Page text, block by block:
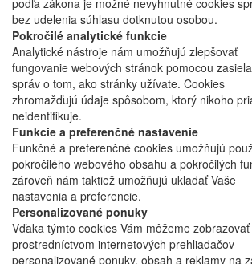
podľa zákona je možné nevyhnutné cookies
bez udelenia súhlasu dotknutou osobou.
Pokročilé analytické funkcie
Analytické nástroje nám umožňujú zlepšovať
fungovanie webových stránok pomocou
správ o tom, ako stránky užívate. Cookies
zhromažďujú údaje spôsobom, ktorý nikoho
neidentifikuje.
Funkcie a preferenčné nastavenie
Funkčné a preferenčné cookies umožňujú
pokročilého webového obsahu a pokročilých
zároveň nám taktiež umožňujú ukladať Vaše
nastavenia a preferencie.
Personalizované ponuky
Vďaka týmto cookies Vám môžeme zobrazovať
prostredníctvom internetových prehliadačov
personalizované ponuky, obsah a reklamy na